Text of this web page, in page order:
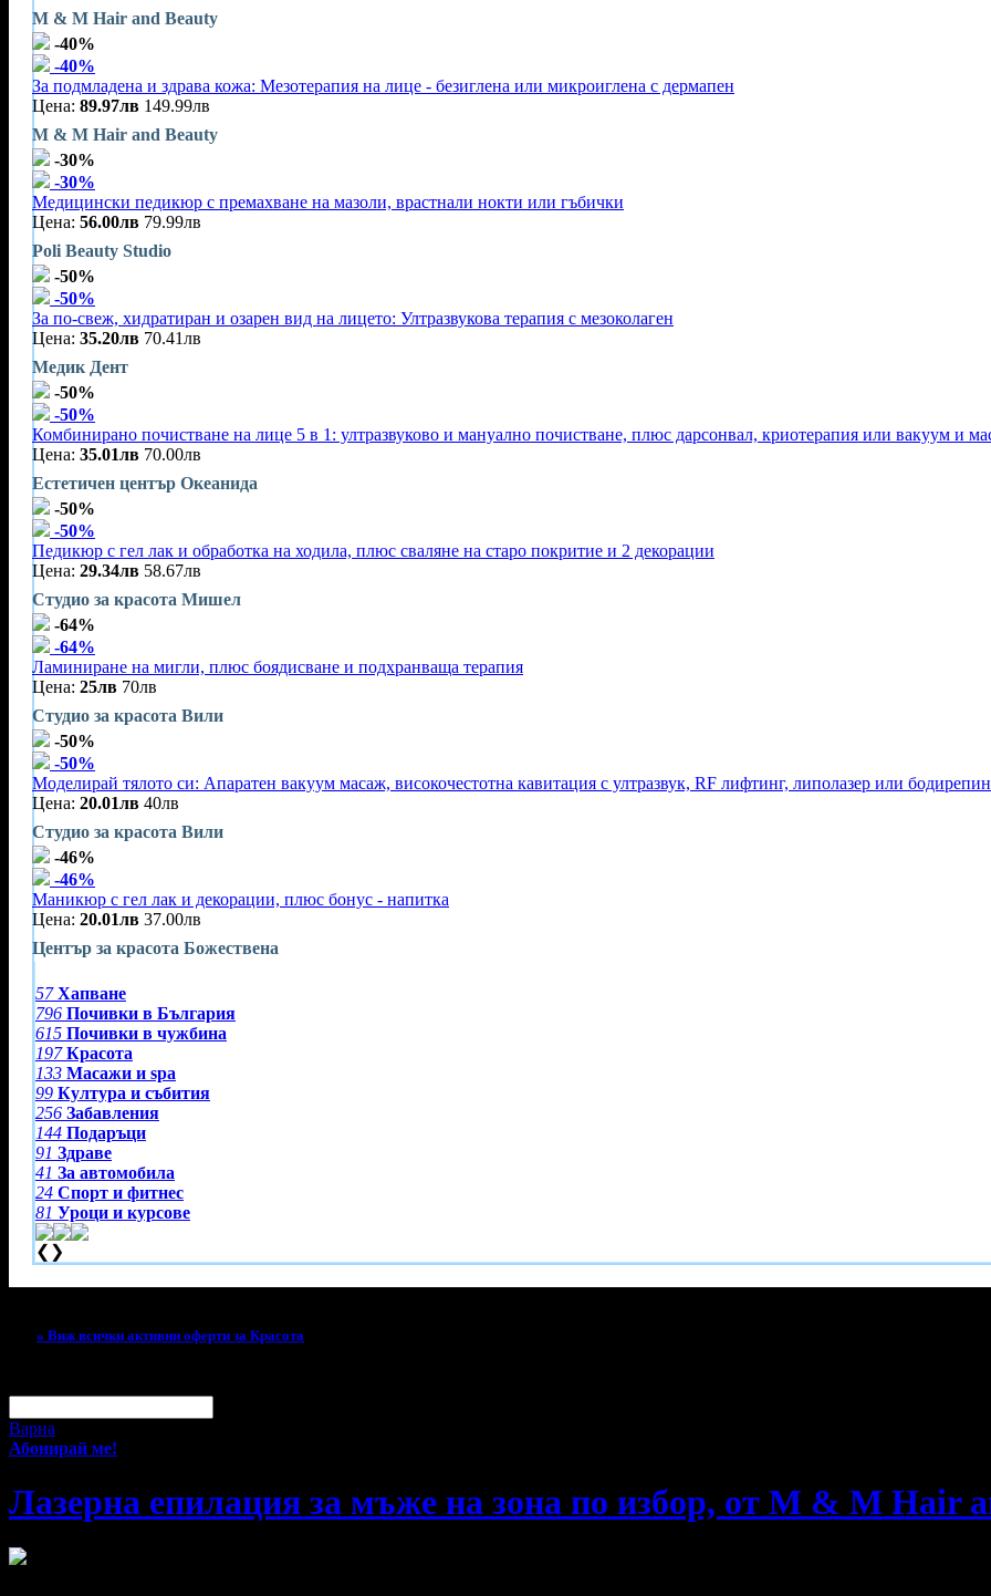
M & M Hair and Beauty
-40%
-40%
За подмладена и здрава кожа: Мезотерапия на лице - безиглена или микроиглена с дермапен
Цена: 89.97лв 149.99лв
M & M Hair and Beauty
-30%
-30%
Медицински педикюр с премахване на мазоли, врастнали нокти или гъбички
Цена: 56.00лв 79.99лв
Poli Beauty Studio
-50%
-50%
За по-свеж, хидратиран и озарен вид на лицето: Ултразвукова терапия с мезоколаген
Цена: 35.20лв 70.41лв
Медик Дент
-50%
-50%
Комбинирано почистване на лице 5 в 1: ултразвуково и мануално почистване, плюс дарсонвал, криотерапия или вакуум и
Цена: 35.01лв 70.00лв
Естетичен център Океанида
-50%
-50%
Педикюр с гел лак и обработка на ходила, плюс сваляне на старо покритие и 2 декорации
Цена: 29.34лв 58.67лв
Студио за красота Мишел
-64%
-64%
Ламиниране на мигли, плюс боядисване и подхранваща терапия
Цена: 25лв 70лв
Студио за красота Вили
-50%
-50%
Моделирай тялото си: Апаратен вакуум масаж, високочестотна кавитация с ултразвук, RF лифтинг, липолазер или
Цена: 20.01лв 40лв
Студио за красота Вили
-46%
-46%
Маникюр с гел лак и декорации, плюс бонус - напитка
Цена: 20.01лв 37.00лв
Център за красота Божествена
57 Хапване
796 Почивки в България
615 Почивки в чужбина
197 Красота
133 Масажи и spa
99 Култура и събития
256 Забавления
144 Подаръци
91 Здраве
41 За автомобила
24 Спорт и фитнес
81 Уроци и курсове
❮ ❯
» Виж всички активни оферти за Красота
Варна
Абонирай ме!
Лазерна епилация за мъже на зона по избор, от M & M Hair